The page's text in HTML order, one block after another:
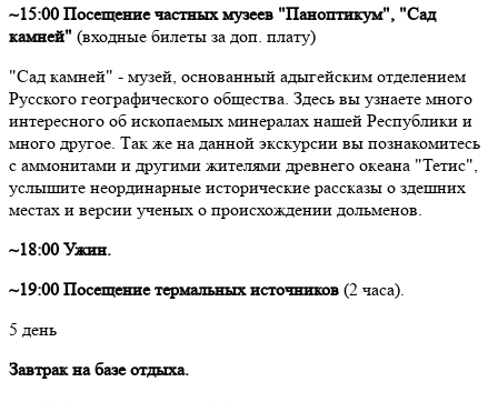
~15:00 Посещение частных музеев "Паноптикум", "Сад
камней" (входные билеты за доп. плату)
"Сад камней" - музей, основанный адыгейским отделением
Русского географического общества. Здесь вы узнаете много
интересного об ископаемых минералах нашей Республики и
много другое. Так же на данной экскурсии вы познакомитесь
с аммонитами и другими жителями древнего океана "Тетис",
услышите неординарные исторические рассказы о здешних
местах и версии ученых о происхождении дольменов.
~18:00 Ужин.
~19:00 Посещение термальных источников (2 часа).
5 день
Завтрак на базе отдыха.